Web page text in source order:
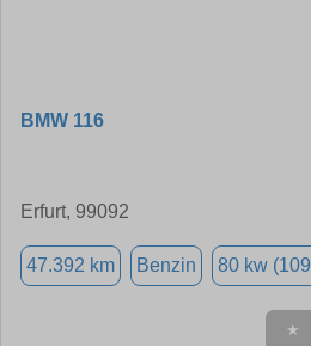
BMW 116
Erfurt, 99092
47.392 km Benzin 80 kw
★